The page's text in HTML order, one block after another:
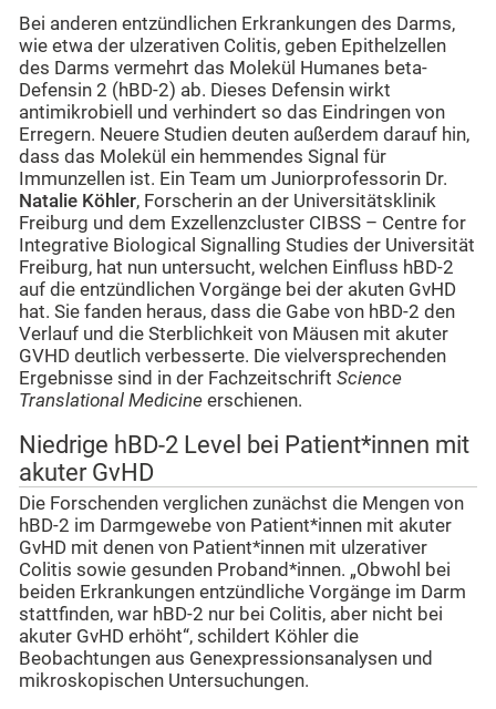
Bei anderen entzündlichen Erkrankungen des Darms,
wie etwa der ulzerativen Colitis, geben Epithelzellen
des Darms vermehrt das Molekül Humanes beta-
Defensin 2 (hBD-2) ab. Dieses Defensin wirkt
antimikrobiell und verhindert so das Eindringen von
Erregern. Neuere Studien deuten außerdem darauf hin,
dass das Molekül ein hemmendes Signal für
Immunzellen ist. Ein Team um Juniorprofessorin Dr.
Natalie Köhler, Forscherin an der Universitätsklinik
Freiburg und dem Exzellenzcluster CIBSS – Centre for
Integrative Biological Signalling Studies der Universität
Freiburg, hat nun untersucht, welchen Einfluss hBD-2
auf die entzündlichen Vorgänge bei der akuten GvHD
hat. Sie fanden heraus, dass die Gabe von hBD-2 den
Verlauf und die Sterblichkeit von Mäusen mit akuter
GVHD deutlich verbesserte. Die vielversprechenden
Ergebnisse sind in der Fachzeitschrift Science
Translational Medicine erschienen.
Niedrige hBD-2 Level bei Patient*innen mit
akuter GvHD
Die Forschenden verglichen zunächst die Mengen von
hBD-2 im Darmgewebe von Patient*innen mit akuter
GvHD mit denen von Patient*innen mit ulzerativer
Colitis sowie gesunden Proband*innen. „Obwohl bei
beiden Erkrankungen entzündliche Vorgänge im Darm
stattfinden, war hBD-2 nur bei Colitis, aber nicht bei
akuter GvHD erhöht“, schildert Köhler die
Beobachtungen aus Genexpressionsanalysen und
mikroskopischen Untersuchungen.